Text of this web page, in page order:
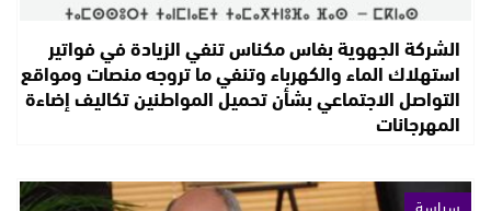
الشركة الجهوية بفاس مكناس تنفي الزيادة في فواتير
استهلاك الماء والكهرباء وتنفي ما تروجه منصات ومواقع
التواصل الاجتماعي بشأن تحميل المواطنين تكاليف إضاءة
المهرجانات